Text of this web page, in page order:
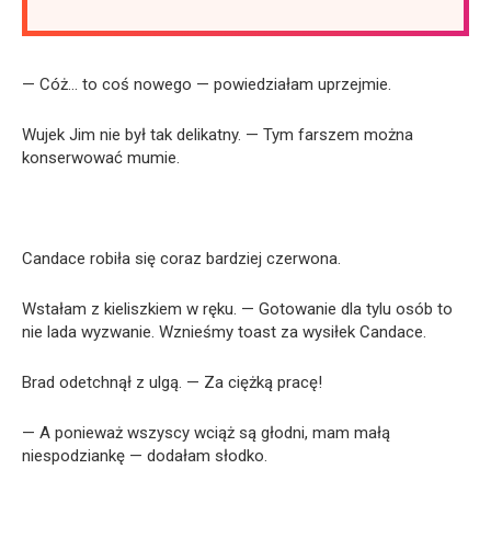
— Cóż… to coś nowego — powiedziałam uprzejmie.
Wujek Jim nie był tak delikatny. — Tym farszem można
konserwować mumie.
Candace robiła się coraz bardziej czerwona.
Wstałam z kieliszkiem w ręku. — Gotowanie dla tylu osób to
nie lada wyzwanie. Wznieśmy toast za wysiłek Candace.
Brad odetchnął z ulgą. — Za ciężką pracę!
— A ponieważ wszyscy wciąż są głodni, mam małą
niespodziankę — dodałam słodko.